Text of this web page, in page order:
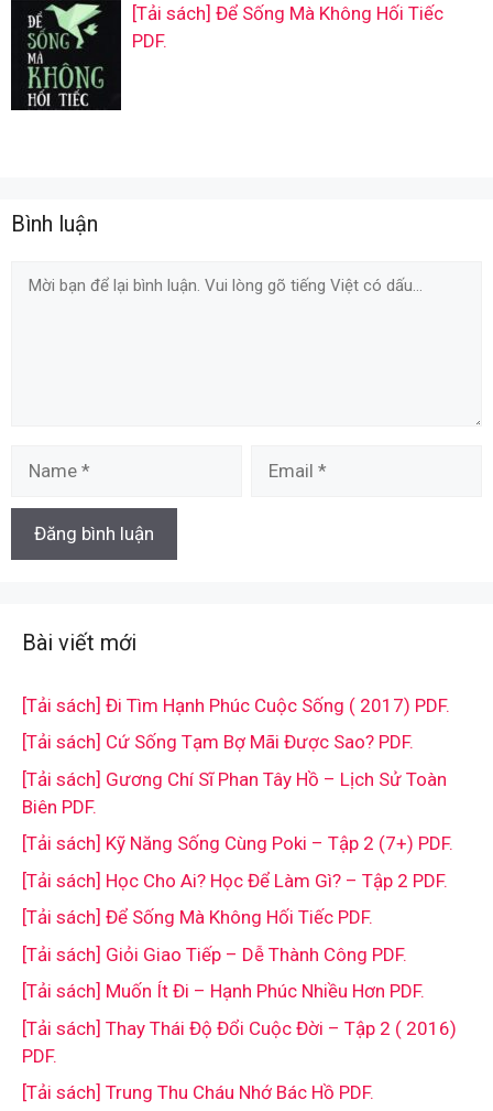
[Tải sách] Để Sống Mà Không Hối Tiếc
PDF.
Bình luận
Comment
Bài viết mới
[Tải sách] Đi Tìm Hạnh Phúc Cuộc Sống ( 2017) PDF.
[Tải sách] Cứ Sống Tạm Bợ Mãi Được Sao? PDF.
[Tải sách] Gương Chí Sĩ Phan Tây Hồ – Lịch Sử Toàn
Biên PDF.
[Tải sách] Kỹ Năng Sống Cùng Poki – Tập 2 (7+) PDF.
[Tải sách] Học Cho Ai? Học Để Làm Gì? – Tập 2 PDF.
[Tải sách] Để Sống Mà Không Hối Tiếc PDF.
[Tải sách] Giỏi Giao Tiếp – Dễ Thành Công PDF.
[Tải sách] Muốn Ít Đi – Hạnh Phúc Nhiều Hơn PDF.
[Tải sách] Thay Thái Độ Đổi Cuộc Đời – Tập 2 ( 2016)
PDF.
[Tải sách] Trung Thu Cháu Nhớ Bác Hồ PDF.